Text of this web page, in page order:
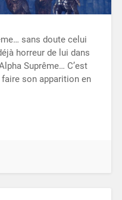
sans doute celui
horreur de lui dans
Suprême… C’est
son apparition en